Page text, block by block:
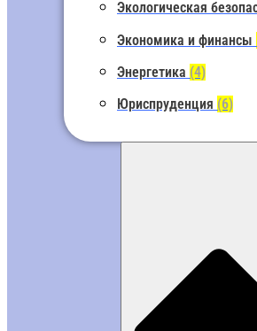
Экологическая
Экономика и финансы
Энергетика (4)
Юриспруденция (6)